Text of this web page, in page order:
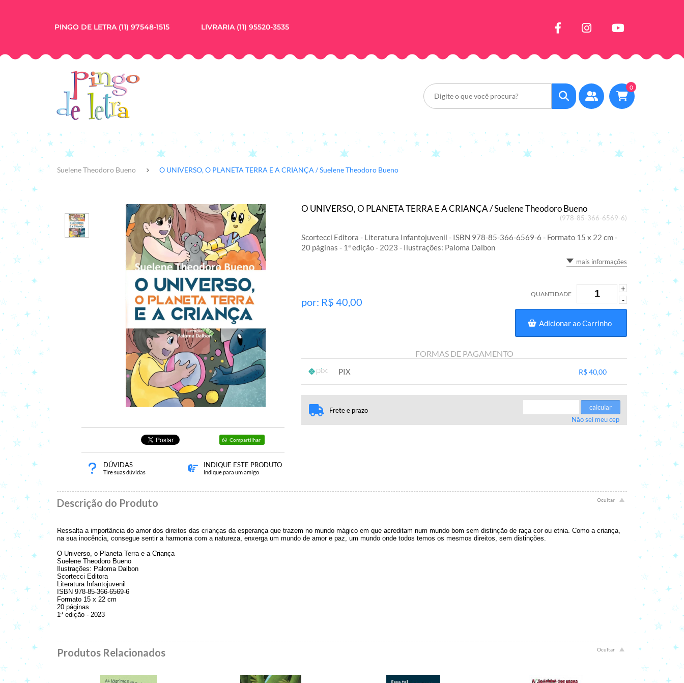
PINGO DE LETRA (11) 97548-1515 LIVRARIA (11) 95520-3535
0
Suelene Theodoro Bueno O UNIVERSO, O PLANETA TERRA E A CRIANÇA / Suelene Theodoro Bueno
Compartilhar
DÚVIDAS
Tire suas dúvidas
INDIQUE ESTE PRODUTO
Indique para um amigo
O UNIVERSO, O PLANETA TERRA E A CRIANÇA / Suelene Theodoro Bueno
(978-85-366-6569-6)
Scortecci Editora - Literatura Infantojuvenil - ISBN 978-85-366-6569-6 - Formato 15 x 22 cm -
20 páginas - 1ª edição - 2023 - Ilustrações: Paloma Dalbon
mais informações
por: R$ 40,00
QUANTIDADE
+
-
Adicionar ao Carrinho
FORMAS DE PAGAMENTO
PIX R$ 40,00
... ...
Frete e prazo
calcular
Não sei meu cep
Descrição do Produto
Ressalta a importância do amor dos direitos das crianças da esperança que trazem no mundo mágico em que acreditam num mundo bom sem distinção de raça cor ou etnia. Como a criança,
na sua inocência, consegue sentir a harmonia com a natureza, enxerga um mundo de amor e paz, um mundo onde todos temos os mesmos direitos, sem distinções.
O Universo, o Planeta Terra e a Criança
Suelene Theodoro Bueno
Ilustrações: Paloma Dalbon
Scortecci Editora
Literatura Infantojuvenil
ISBN 978-85-366-6569-6
Formato 15 x 22 cm
20 páginas
1ª edição - 2023
Produtos Relacionados